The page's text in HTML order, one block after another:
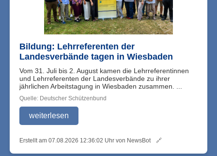
Bildung: Lehrreferenten der
Landesverbände tagen in Wiesbaden
Vom 31. Juli bis 2. August kamen die Lehrreferentinnen
und Lehrreferenten der Landesverbände zu ihrer
jährlichen Arbeitstagung in Wiesbaden zusammen. ...
Quelle: Deutscher Schützenbund
weiterlesen
Erstellt am 07.08.2026 12:36:02 Uhr von NewsBot 🔗